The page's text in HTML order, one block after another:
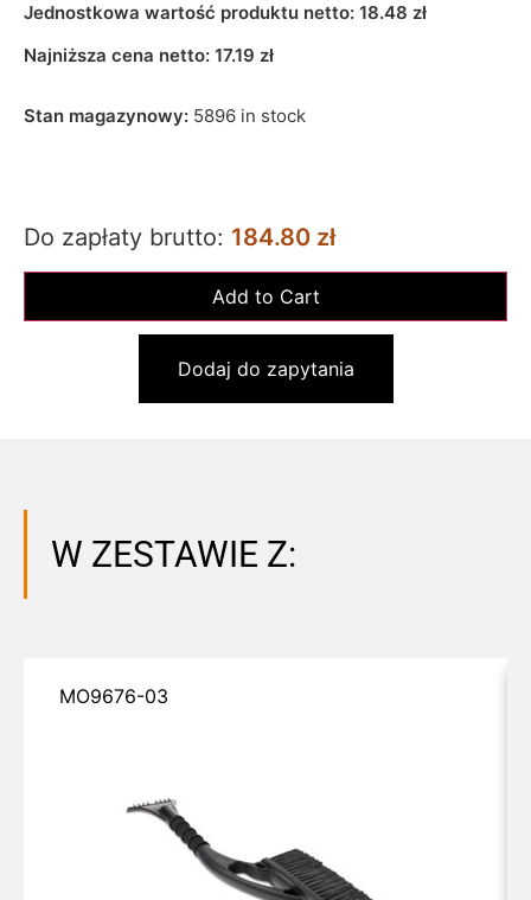
Jednostkowa wartość produktu netto: 18.48 zł
Najniższa cena netto: 17.19 zł
Stan magazynowy: 5896 in stock
Do zapłaty brutto: 184.80 zł
Dodaj do zapytania
W ZESTAWIE Z:
MO9676-03